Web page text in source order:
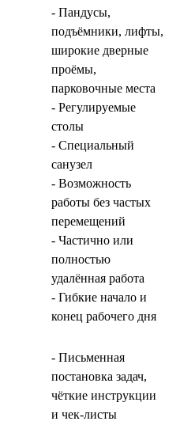
- Пандусы,
подъёмники, лифты,
широкие дверные
проёмы,
парковочные места
- Регулируемые
столы
- Специальный
санузел
- Возможность
работы без частых
перемещений
- Частично или
полностью
удалённая работа
- Гибкие начало и
конец рабочего дня
- Письменная
постановка задач,
чёткие инструкции
и чек‑листы